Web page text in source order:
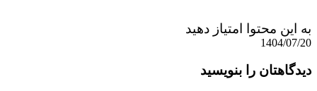
به این محتوا امتیاز دهید
1404/07/20
دیدگاهتان را بنویسید